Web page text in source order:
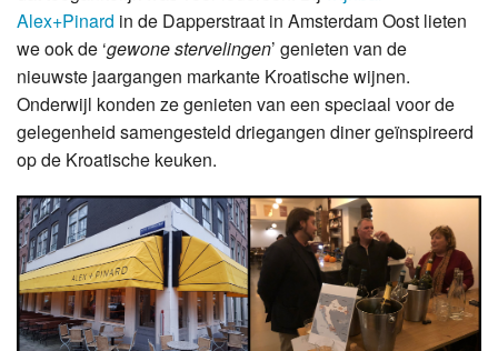
Alex+Pinard in de Dapperstraat in Amsterdam Oost lieten
we ook de ‘gewone stervelingen’ genieten van de
nieuwste jaargangen markante Kroatische wijnen.
Onderwijl konden ze genieten van een speciaal voor de
gelegenheid samengesteld driegangen diner geïnspireerd
op de Kroatische keuken.